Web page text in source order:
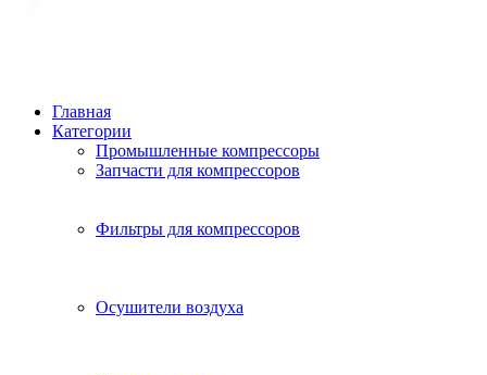
Главная
Категории
Промышленные компрессоры
Запчасти для компрессоров
Фильтры для компрессоров
Осушители воздуха